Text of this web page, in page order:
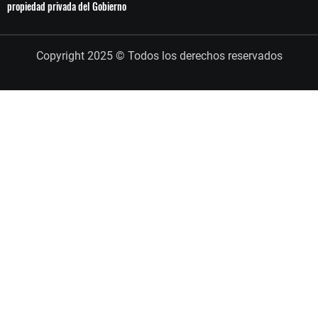
propiedad privada del Gobierno
Copyright 2025 © Todos los derechos reservados